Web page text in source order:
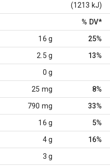
(1213 kJ)
% DV*
16 g 25%
2.5 g 13%
0 g
25 mg 8%
790 mg 33%
16 g 5%
4 g 16%
3 g